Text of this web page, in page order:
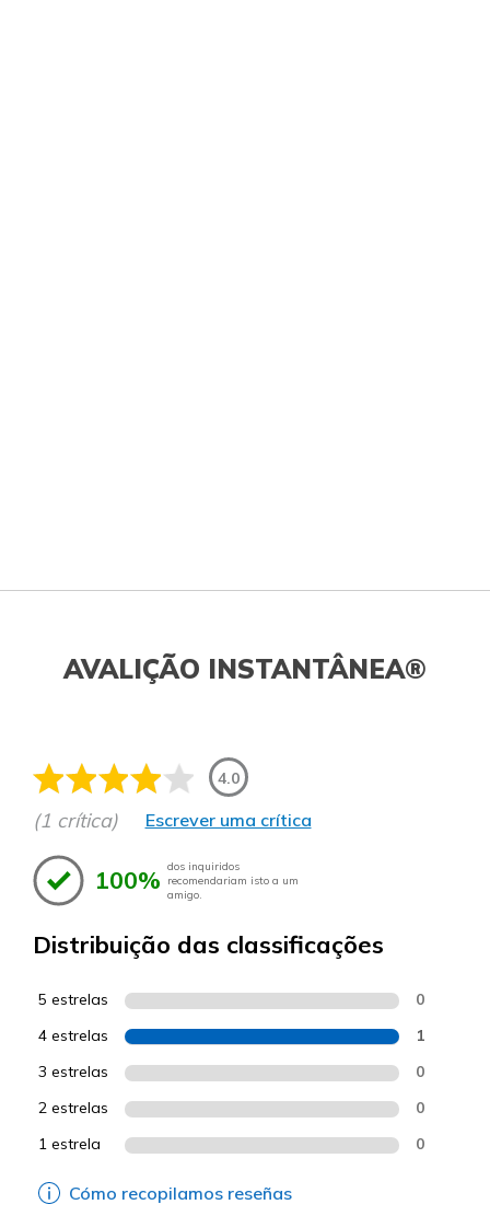
AVALIÇÃO INSTANTÂNEA®
4.0
(1 crítica) Escrever uma crítica
100% dos inquiridos
recomendariam isto a um
amigo.
Distribuição das classificações
5 estrelas 0
4 estrelas 1
3 estrelas 0
2 estrelas 0
1 estrela 0
Cómo recopilamos reseñas